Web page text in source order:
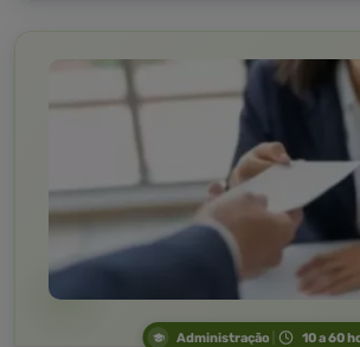
Administração 10 a 60